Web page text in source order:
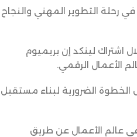
رحلة التطوير المهني والنجاح
لينكد إن بريميوم
الأعمال الرقمي.
الخطوة الضرورية لبناء مستقبل
عالم الأعمال عن طريق